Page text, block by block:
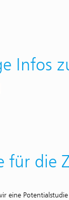
Infos
für die
eine